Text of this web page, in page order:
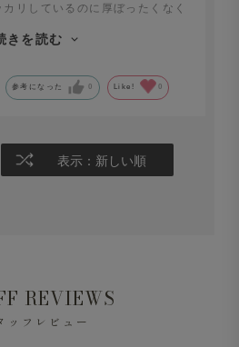
リしているのに厚ぼったくなく
なんといっても着丈と袖丈をオー
無いという夢のようなバランスの
した。更に丈を調整して2着目と
っています。ありがとうございま
きを読む
参考になった 0 Like! 0
表示：新しい順
REVIEWS
ッフレビュー